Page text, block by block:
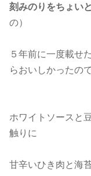
刻みのりをちょい
の）
５年前に一度載せ
らおいしかったの
ホワイトソースと
触りに
甘辛いひき肉と海